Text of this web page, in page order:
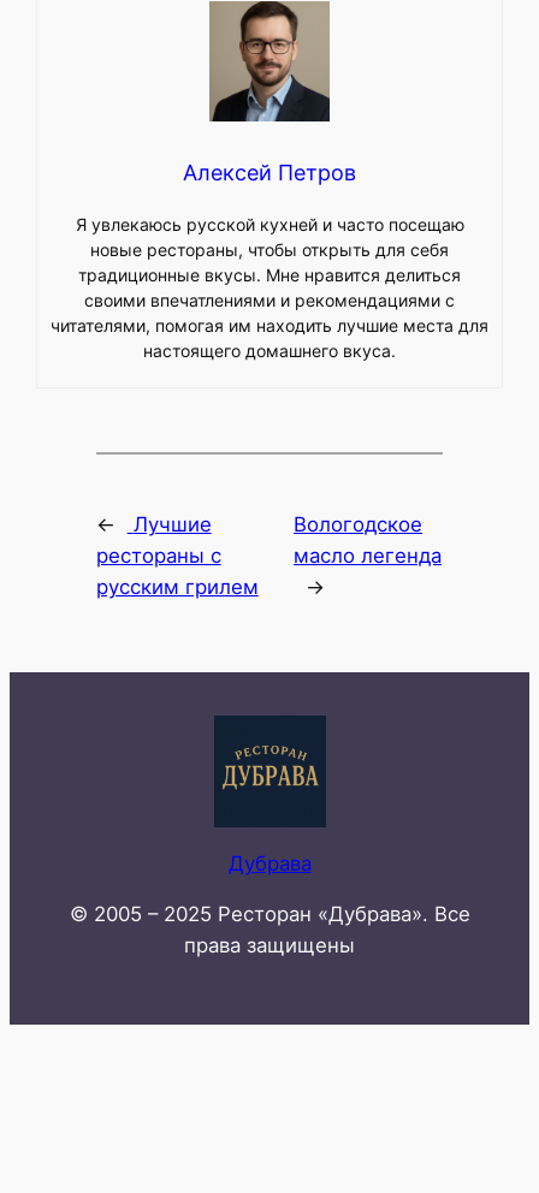
Алексей Петров
Я увлекаюсь русской кухней и часто посещаю
новые рестораны, чтобы открыть для себя
традиционные вкусы. Мне нравится делиться
своими впечатлениями и рекомендациями с
читателями, помогая им находить лучшие места для
настоящего домашнего вкуса.
←
Лучшие
рестораны с
русским грилем
Вологодское
масло легенда
→
Дубрава
© 2005 – 2025 Ресторан «Дубрава». Все
права защищены